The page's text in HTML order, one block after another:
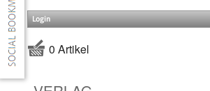
Login
0 Artikel